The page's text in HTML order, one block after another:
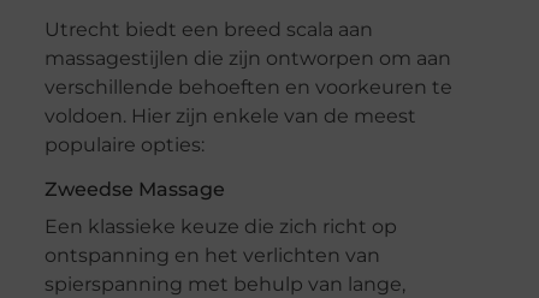
Utrecht biedt een breed scala aan
massagestijlen die zijn ontworpen om aan
verschillende behoeften en voorkeuren te
voldoen. Hier zijn enkele van de meest
populaire opties:
Zweedse Massage
Een klassieke keuze die zich richt op
ontspanning en het verlichten van
spierspanning met behulp van lange,